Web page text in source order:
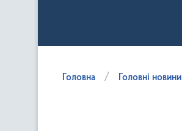
Головна Головні новини